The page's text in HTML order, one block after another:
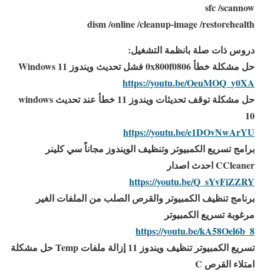
sfc /scannow
dism /online /cleanup-image /restorehealth
دروس ذات صلة بانظمة التشغيل:
حل مشكلة خطأ 0x800f0806 فشل تحديث ويندوز Windows 11
https://youtu.be/OeuMOQ_y0XA
حل مشكلة توقف تحديثات ويندوز 11 خطأ عند تحديث windows
10
https://youtu.be/e1DOvNwArYU
برامج تسريع الكمبيوتر وتنظيف الويندوز مجاناً سي كلينر
CCleaner احدث اصدار
https://youtu.be/Q_sYvFiZZRY
برنامج تنظيف الكمبيوتر والقرص الصلب من الملفات الغير
مرغوبة تسريع الكمبيوتر
https://youtu.be/kA58Oel6b_8
تسريع الكمبيوتر تنظيف ويندوز 11 إزالة ملفات Temp حل مشكلة
امتلاء القرص C